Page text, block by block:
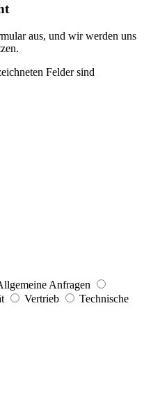
aus, und wir werden uns
Felder sind
Anfragen
Vertrieb
Technische